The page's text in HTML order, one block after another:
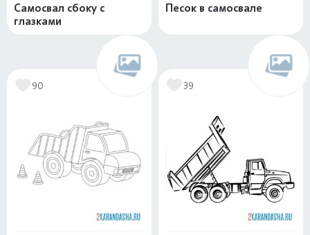
Самосвал сбоку с
глазками
Песок в самосвале
90 39